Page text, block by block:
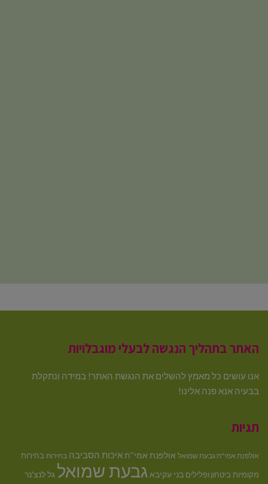
האתר בתהליך הנגשה לבעלי מוגבלויות
אנו עושים כל מאמץ להשלים את הנגשת האתר! במידה ונתקלת
בבעיה אנא פנה אלינו!
תגיות
אולפנת אמי"ת גבעת שמואל אולפנת אמי''תאיכות הסביבה בחירות בחירות
מקומיותביטחון ופלילים בני עקיבא גבעת שמואל גל לנצ'נר